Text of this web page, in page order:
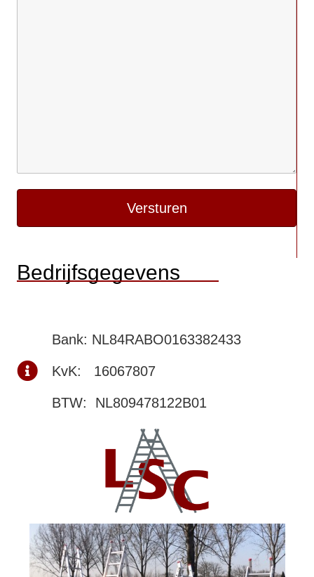
Bedrijfsgegevens
Bank: NL84RABO0163382433
KvK: 16067807
BTW: NL809478122B01